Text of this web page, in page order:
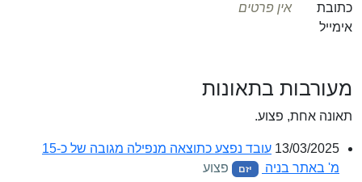
כתובת
אימייל
אין פרטים
מעורבות בתאונות
תאונה אחת, פצוע.
13/03/2025
עובד נפצע כתוצאה מנפילה מגובה של כ-15
מ' באתר בניה
יזם פצוע